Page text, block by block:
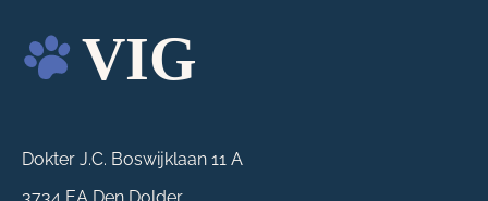
Dokter J.C. Boswijklaan 11 A